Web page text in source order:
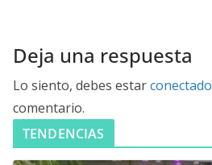
Deja una respuesta
Lo siento, debes estarconectado
comentario.
TENDENCIAS